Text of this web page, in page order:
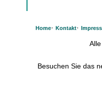
Home· Kontakt·
Besuchen Sie das